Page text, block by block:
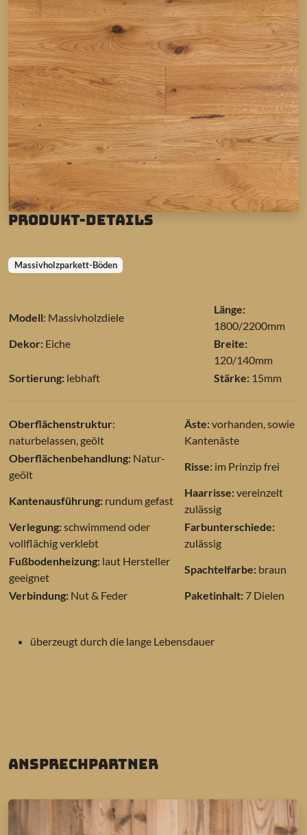
Produkt-Details
Massivholzparkett-Böden
Modell: Massivholzdiele
Länge:
1800/2200mm
Dekor: Eiche
Breite:
120/140mm
Sortierung: lebhaft Stärke: 15mm
Oberflächenstruktur:
naturbelassen, geölt
Äste:vorhanden, sowie
Kantenäste
Oberflächenbehandlung: Natur-
geölt
Risse: im Prinzip frei
Kantenausführung: rundum gefast
Haarrisse:vereinzelt
zulässig
Verlegung:schwimmend oder
vollflächig verklebt
Farbunterschiede:
zulässig
Fußbodenheizung: laut Hersteller
geeignet
Spachtelfarbe: braun
Verbindung: Nut & Feder Paketinhalt: 7 Dielen
überzeugt durch die lange Lebensdauer
Ansprechpartner